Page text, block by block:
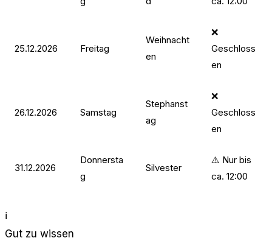
25.12.2026 Freitag
Weihnacht
en
❌
Geschloss
en
26.12.2026 Samstag
Stephanst
ag
❌
Geschloss
en
31.12.2026
Donnersta
g
Silvester
⚠️ Nur bis
ca. 12:00
ℹ️
Gut zu wissen